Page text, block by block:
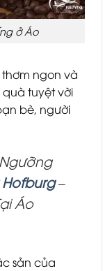
ở Áo
ngon và
tuyệt vời
bè, người
–
Áo
sản của